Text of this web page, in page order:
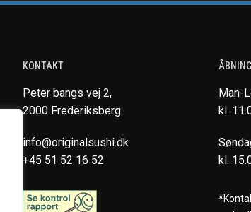
KONTAKT
Peter bangs vej 2,
2000 Frederiksberg
info@originalsushi.dk
+45 51 52 16 52
Man-
kl.
kl.